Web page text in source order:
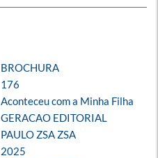
BROCHURA
176
Aconteceu com a Minha Filha
GERACAO EDITORIAL
PAULO ZSA ZSA
2025